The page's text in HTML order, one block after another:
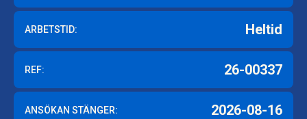
ARBETSTID: Heltid
REF: 26-00337
ANSÖKAN STÄNGER: 2026-08-16